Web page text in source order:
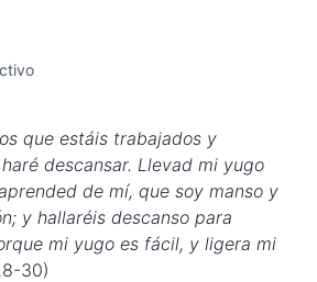
que estáis trabajados y
descansar. Llevad mi yugo
de mí, que soy manso y
y hallaréis descanso para
mi yugo es fácil, y ligera mi
30)